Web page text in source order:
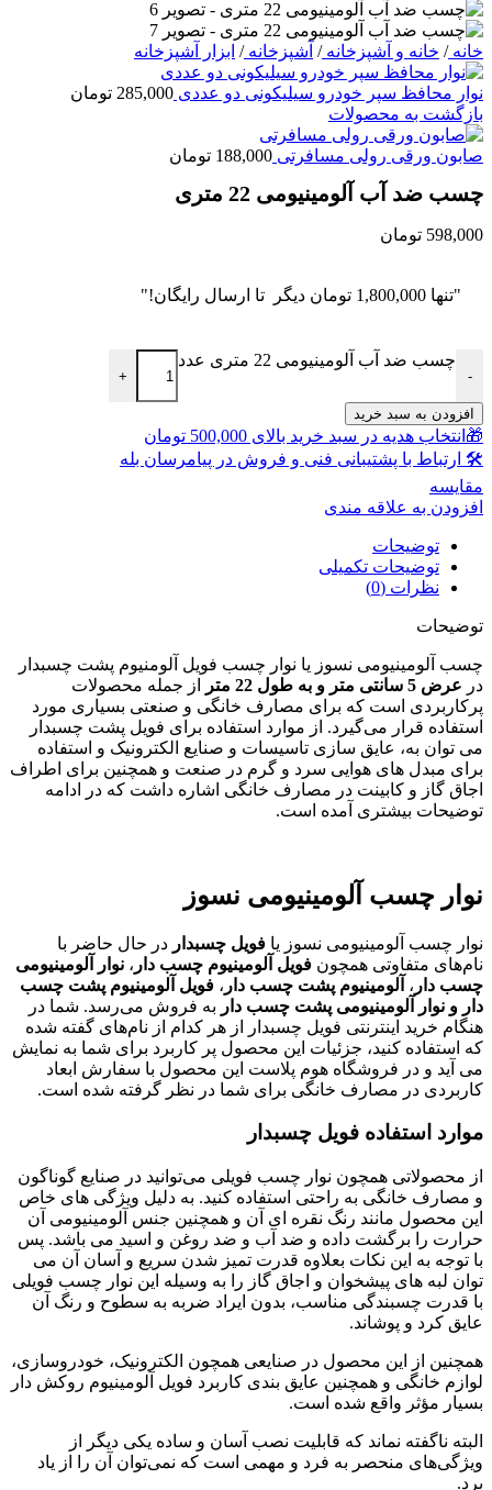
خانه/ خانه و آشپزخانه/ آشپزخانه/ ابزار آشپزخانه
نوار محافظ سپر خودرو سیلیکونی دو عددی 285,000 تومان
بازگشت به محصولات
صابون ورقی رولی مسافرتی 188,000 تومان
چسب ضد آب آلومینیومی 22 متری
598,000 تومان
"تنها 1,800,000 تومان دیگر تا ارسال رایگان!"
-
چسب ضد آب آلومینیومی 22 متری عدد
+
افزودن به سبد خرید
🎁انتخاب هدیه در سبد خرید بالای 500,000 تومان
🛠 ارتباط با پشتیبانی فنی و فروش در پیامرسان بله
مقايسه
افزودن به علاقه مندی
توضیحات
توضیحات تکمیلی
نظرات (0)
توضیحات
چسب آلومینیومی نسوز یا نوار چسب فویل آلومنیوم پشت چسبدار
در عرض 5 سانتی متر و به طول 22 متر
از جمله محصولات
پرکاربردی است که برای مصارف خانگی و صنعتی بسیاری مورد
استفاده قرار می‌گیرد. از موارد استفاده برای فویل پشت چسبدار
می توان به، عایق سازی تاسیسات و صنایع الکترونیک و استفاده
برای مبدل های هوایی سرد و گرم در صنعت و همچنین برای اطراف
اجاق گاز و کابینت در مصارف خانگی اشاره داشت که در ادامه
توضیحات بیشتری آمده است.
نوار چسب آلومینیومی نسوز
نوار چسب آلومینیومی نسوز یا فویل چسبدار در حال حاضر با
نام‌های متفاوتی همچون فویل آلومینیوم چسب دار ، نوار آلومینیومی
چسب دار ، آلومینیوم پشت چسب دار ، فویل آلومینیوم پشت چسب
دار و نوار آلومینیومی پشت چسب دار به فروش می‌رسد. شما در
هنگام خرید اینترنتی فویل‌ چسبدار از هر کدام از نام‌های گفته شده
که استفاده کنید، جزئیات این محصول پر کاربرد برای شما به نمایش
می آید و در فروشگاه هوم پلاست این محصول با سفارش ابعاد
کاربردی در مصارف خانگی برای شما در نظر گرفته شده است.
موارد استفاده فویل چسبدار
از محصولاتی همچون نوار چسب فویلی می‌توانید در صنایع گوناگون
و مصارف خانگی به راحتی استفاده کنید. به دلیل ویژگی های خاص
این محصول مانند رنگ نقره ای آن و همچنین جنس آلومینیومی آن
حرارت را برگشت داده و ضد آب و ضد روغن و اسید می باشد. پس
با توجه به این نکات بعلاوه قدرت تمیز شدن سریع و آسان آن می
توان لبه های پیشخوان و اجاق گاز را به وسیله این نوار چسب فویلی
با قدرت چسبندگی مناسب، بدون ایراد ضربه به سطوح و رنگ آن
عایق کرد و پوشاند.
همچنین از این محصول در صنایعی همچون الکترونیک، خودروسازی،
لوازم خانگی و همچنین عایق بندی کاربرد فویل آلومینیوم روکش دار
بسیار مؤثر واقع شده است.
البته ناگفته نماند که قابلیت نصب آسان و ساده یکی دیگر از
ویژگی‌های منحصر به فرد و مهمی است که نمی‌توان آن را از یاد
برد.